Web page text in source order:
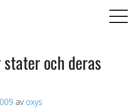
och deras
av oxys